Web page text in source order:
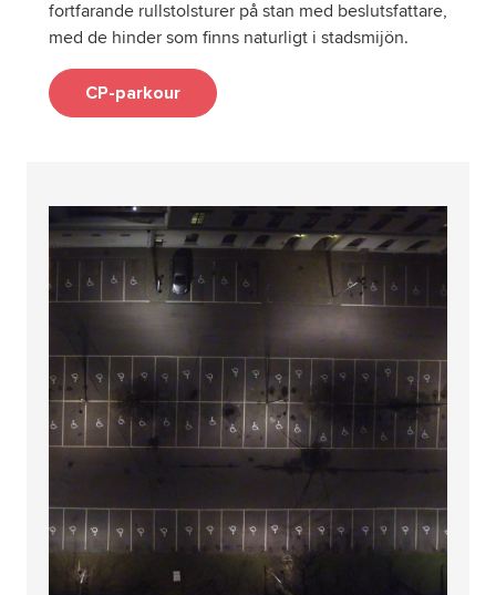
fortfarande rullstolsturer på stan med beslutsfattare,
med de hinder som finns naturligt i stadsmijön.
CP-parkour